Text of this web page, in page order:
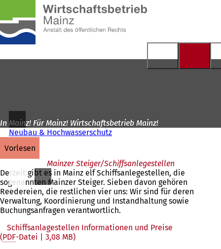
Inhalt anspringen
In Mainz! Für Mainz! Wirtschaftsbetrieb Mainz!
Neubau & Hochwasserschutz
vorlesen
Mainzer Steiger/Schiffsanlegestellen
Derzeit gibt es in Mainz elf Schiffsanlegestellen, die
sogenannten Mainzer Steiger. Sieben davon gehören
Reedereien, die restlichen vier uns: Wir sind für deren
Verwaltung, Koordinierung und Instandhaltung sowie
Buchungsanfragen verantwortlich.
Schiffsanlagestellen Informationen und Preise
PDF-Datei
3,08 MB